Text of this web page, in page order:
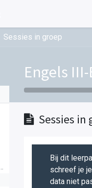
Sessies in groep
Engels
Sessies in
Bij dit
schreef je
data niet